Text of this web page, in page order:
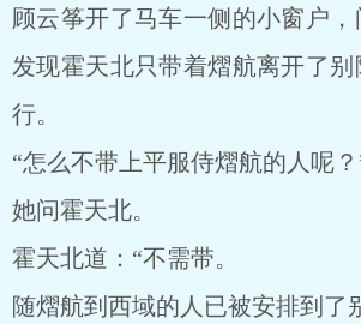
顾云筝开了马车一侧的小窗户
发现霍天北只带着熠航离开了
行。
“怎么不带上平服侍熠航的人呢？
她问霍天北。
霍天北道：“不需带。
随熠航到西域的人已被安排到了